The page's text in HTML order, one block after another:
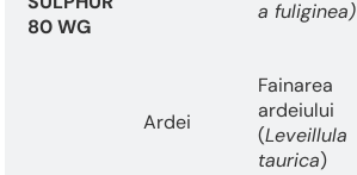
80 WG
a fuliginea)
Ardei
Fainarea
ardeiului
(Leveillula
taurica)